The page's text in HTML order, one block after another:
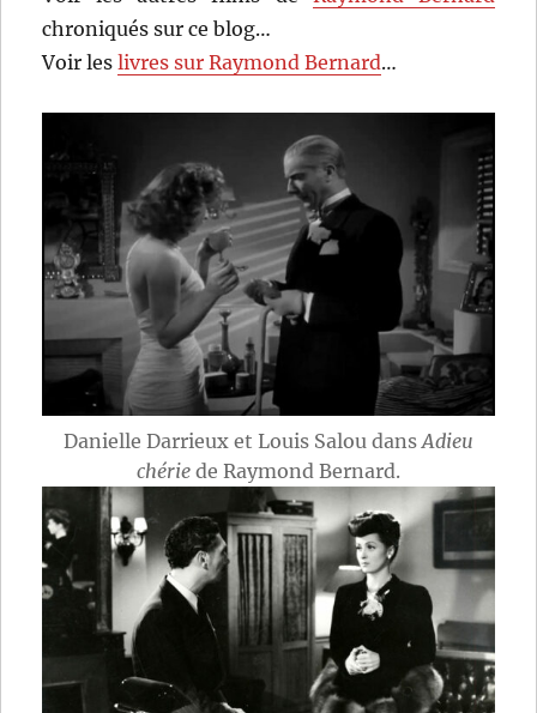
chroniqués sur ce blog…
Voir leslivres sur Raymond Bernard…
Danielle Darrieux et Louis Salou dans Adieu
chérie de Raymond Bernard.